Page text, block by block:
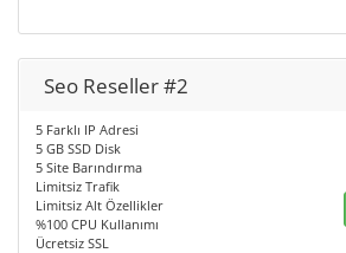
Seo Reseller #2
5 Farklı IP Adresi
5 GB SSD Disk
5 Site Barındırma
Limitsiz Trafik
Limitsiz Alt Özellikler
%100 CPU Kullanımı
Ücretsiz SSL